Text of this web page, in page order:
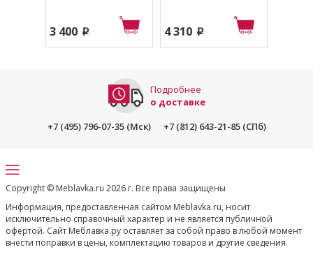
глубина - 48 см, высота
- 48 см. Другие
3 400 p
диаметр отверстия - 21
4 310 p
Подробнее
о доставке
+7 (495) 796-07-35 (Мск)
+7 (812) 643-21-85 (СПб)
Copyright © Meblavka.ru 2026 г. Все права защищены
Информация, предоставленная сайтом Meblavka.ru, носит
исключительно справочный характер и не является публичной
офертой. Сайт Меблавка.ру оставляет за собой право в любой момент
внести поправки в цены, комплектацию товаров и другие сведения.